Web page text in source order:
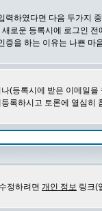
하였다면 다음 두가지
로운 등록시에 로그인
을 하는 이유는 나쁜
(등록시에 받은 이메일
록하시고 토론에 열심히
정하려면 개인 정보 링크(